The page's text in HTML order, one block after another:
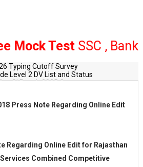
TestSSC , Bank
Typing Cutoff Survey
Level 2 DV List and Status
SI Result 2025 Out
Press Note Regarding Online Edit
Regarding Online Edit for Rajasthan
Combined Competitive